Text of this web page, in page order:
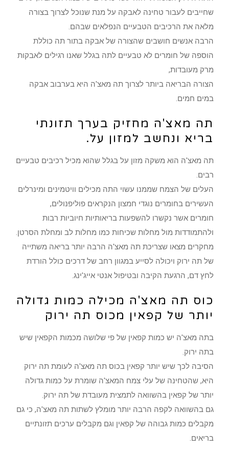
שחייבים לעבור טחינה לאבקה על מנת שנוכל לצרוך בצורה
מלאה את הרכיבים הטבעיים הנפלאים שבהם.
הרבה אנשים חושבים שהצורה של אבקה בתור תה כוללת
הוספה של חומרים לא טבעיים לתה בגלל שאנו רגילים לאבקות
מרק מעובדות,
הצורה הבריאה ביותר לצרוך תה מאצ'ה היא בערבוב אבקה
במים חמים.
תה מאצ'ה מחזיק בערך תזונתי
בריא ונחשב למזון על.
תה מאצ'ה הוא משקה מזון על בגלל שהוא מכיל רכיבים טבעיים
רבים.
העלים של הצמח שממנו עשוי התה מכילים וויטמינים ומינרלים
העשירים בחומרים נוגדי חמצון הנקראים פוליפנולים,
חומרים אשר נקשרו להשפעות בריאותיות חיוביות רבות
ולהתמודדות מול מחלות שכיחות כמו מחלות לב ומחלת הסרטן.
מחקרים מצאו שצריכת תה מאצ'ה הרבה יותר בריאה משתייה
של תה ירוק ויכולה לסייע במגוון רחב של דרכים כולל הורדת
לחץ דם, הרגעת הקיבה ובטיפול אנטי אייג'ינג.
כוס תה מאצ'ה מכילה כמות גדולה
יותר של קפאין מכוס תה ירוק
בתה מאצ'ה יש כמות קפאין של פי שלושה מכמות הקפאין שיש
בתה ירוק.
הסיבה לכך שיש יותר קפאין בכוס תה מאצ'ה לעומת תה ירוק
היא, שהטחינה של עלי צמח המאצ'ה שומרת על כמות גדולה
יותר של קפאין בהשוואה לתמצית מעובדת של תה ירוק.
גם בהשוואה לקפה הרבה יותר מומלץ לשתות תה מאצ'ה, כי גם
מקבלים כמות גבוהה של קפאין וגם מקבלים ערכים תזונתיים
בריאים.